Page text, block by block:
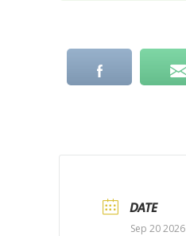
DATE
Sep 20 2026